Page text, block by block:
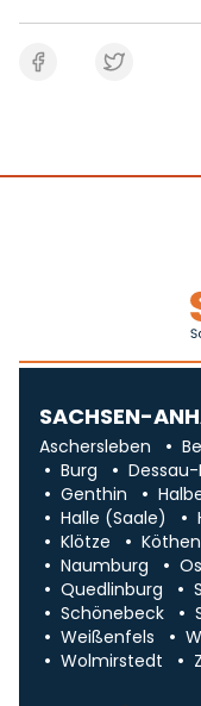
SACHSEN-
Aschersleben
Burg
Genthin
Halle (Saale)
Klötze
Köthen
Naumburg
Quedlinburg
Schönebeck
Weißenfels
Wolmirstedt